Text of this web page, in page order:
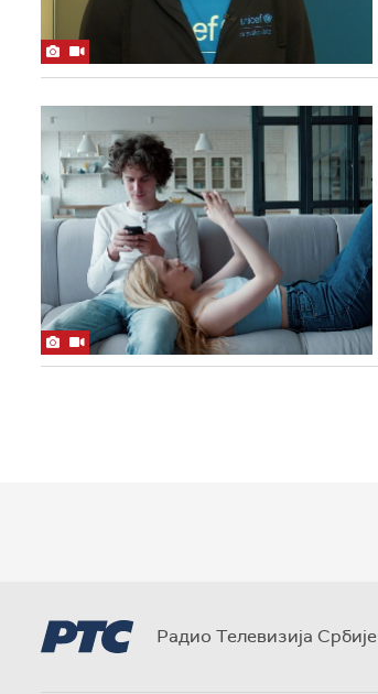
Радио Телевизија Србије